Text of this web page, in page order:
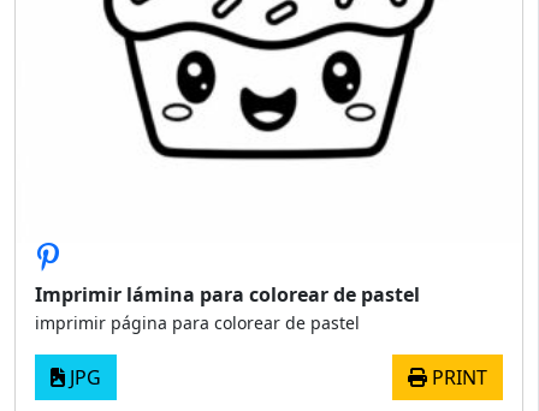
Imprimir lámina para colorear de pastel
imprimir página para colorear de pastel
JPG PRINT